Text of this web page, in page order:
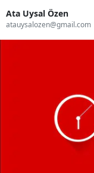
Ata Uysal Özen
atauysalozen@gmail.com